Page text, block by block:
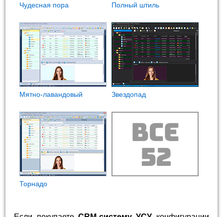
Чудесная пора Полный штиль
Мятно-лавандовый Звездопад
Торнадо